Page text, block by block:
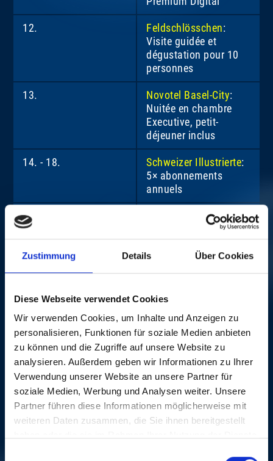
Zustimmung Details Über Cookies
Diese Webseite verwendet Cookies
Wir verwenden Cookies, um Inhalte und Anzeigen zu
personalisieren, Funktionen für soziale Medien anbieten
zu können und die Zugriffe auf unsere Website zu
analysieren. Außerdem geben wir Informationen zu Ihrer
Verwendung unserer Website an unsere Partner für
soziale Medien, Werbung und Analysen weiter. Unsere
Partner führen diese Informationen möglicherweise mit
weiteren Daten zusammen, die Sie ihnen bereitgestellt
12. Feldschlösschen:
Visite guidée et
dégustation pour 10
personnes
13. Novotel Basel-City:
Nuitée en chambre
Executive, petit-
déjeuner inclus
14. - 18. Schweizer Illustrierte:
5× abonnements
annuels
19.
: Bon d’achat
d’une valeur de CHF
250.–
20. Bâle tourisme: 1×
Graffiti & Street Art
21. Telebasel: 1× visite du
studio pour dix
personnes, apéritif
inclus
22. - 23. Cornèrcard: 2× cartes
prépayées de CHF
200.– chacune
forfaits de streaming